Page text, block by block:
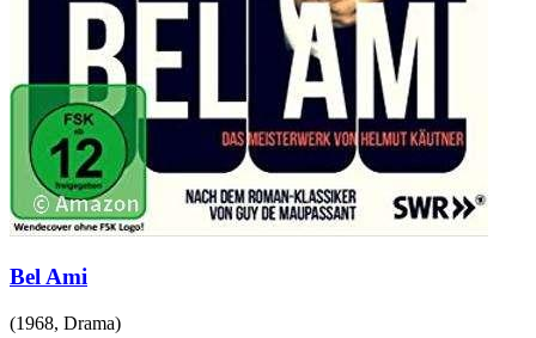
Bel Ami
(1968, Drama)